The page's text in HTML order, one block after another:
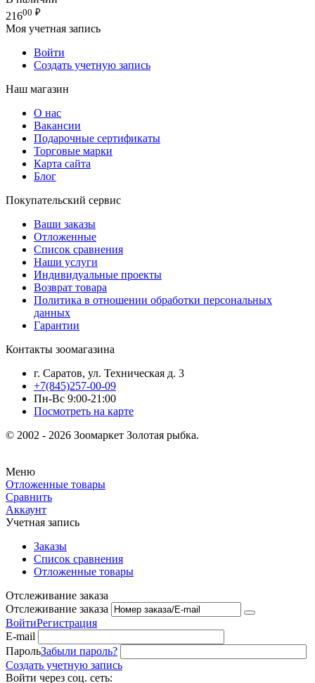
21600 ₽
Моя учетная запись
Войти
Создать учетную запись
Наш магазин
О нас
Вакансии
Подарочные сертификаты
Торговые марки
Карта сайта
Блог
Покупательский сервис
Ваши заказы
Отложенные
Список сравнения
Наши услуги
Индивидуальные проекты
Возврат товара
Политика в отношении обработки персональных
данных
Гарантии
Контакты зоомагазина
г. Саратов, ул. Техническая д. 3
+7(845)257-00-09
Пн-Вс 9:00-21:00
Посмотреть на карте
© 2002 - 2026 Зоомаркет Золотая рыбка.
Меню
Отложенные товары
Сравнить
Аккаунт
Учетная запись
Заказы
Список сравнения
Отложенные товары
Отслеживание заказа
Отслеживание заказа
ВойтиРегистрация
E-mail
ПарольЗабыли пароль?
Создать учетную запись
Войти через соц. сеть: